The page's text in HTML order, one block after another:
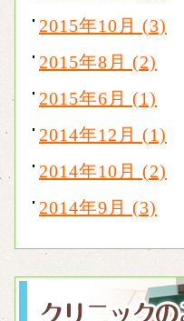
2015年10月 (3)
2015年8月 (2)
2015年6月 (1)
2014年12月 (1)
2014年10月 (2)
2014年9月 (3)